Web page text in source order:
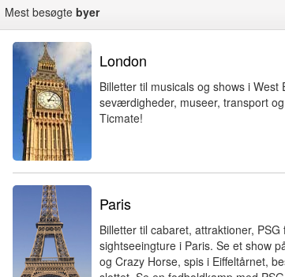
Mest besøgtebyer
London
Billetter til musicals og shows i West
seværdigheder, museer, transport
Ticmate!
Paris
Billetter til cabaret, attraktioner,
sightseeingture i Paris. Se et show
og Crazy Horse, spis i Eiffeltårnet,